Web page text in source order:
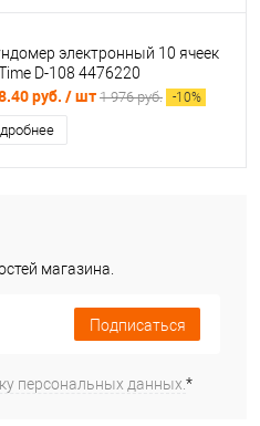
электронный 10 ячеек
D-108 4476220
руб. / шт 1 976 руб. -10%
магазина.
Подписаться
персональных данных.*